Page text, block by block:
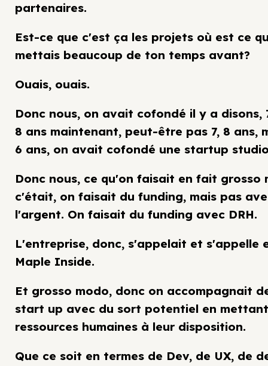
partenaires.
Est-ce que c'est ça les projets où est ce
mettais beaucoup de ton temps avant?
Ouais, ouais.
Donc nous, on avait cofondé il y a disons,
8 ans maintenant, peut-être pas 7, 8 ans,
6 ans, on avait cofondé une startup
Donc nous, ce qu'on faisait en fait grosso
c'était, on faisait du funding, mais pas
l'argent. On faisait du funding avec DRH.
L'entreprise, donc, s'appelait et s'appelle
Maple Inside.
Et grosso modo, donc on accompagnait
start up avec du sort potentiel en
ressources humaines à leur disposition.
Que ce soit en termes de Dev, de UX, de